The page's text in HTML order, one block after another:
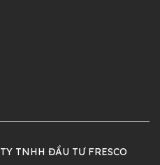
TNHH ĐẦU TƯ FRESCO